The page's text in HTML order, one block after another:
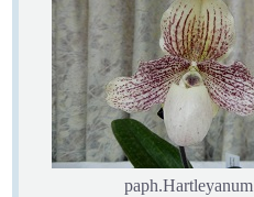
paph.Hartleyanum